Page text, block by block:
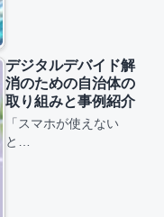
デジタルデバイド解
消のための自治体の
取り組みと事例紹介
「スマホが使えない
と…